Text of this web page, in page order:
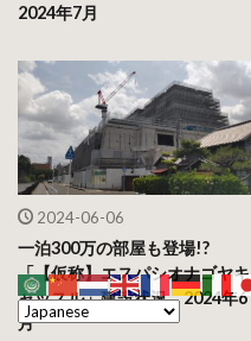
2024年7月
2024-06-06
一泊300万の部屋も登場!?
「【仮称】エスパシオナゴヤキ
ャッスル」建設状況 2024年6
月